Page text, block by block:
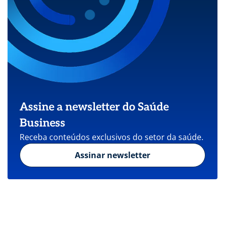
Assine a newsletter do Saúde
Business
Receba conteúdos exclusivos do setor da saúde.
Assinar newsletter